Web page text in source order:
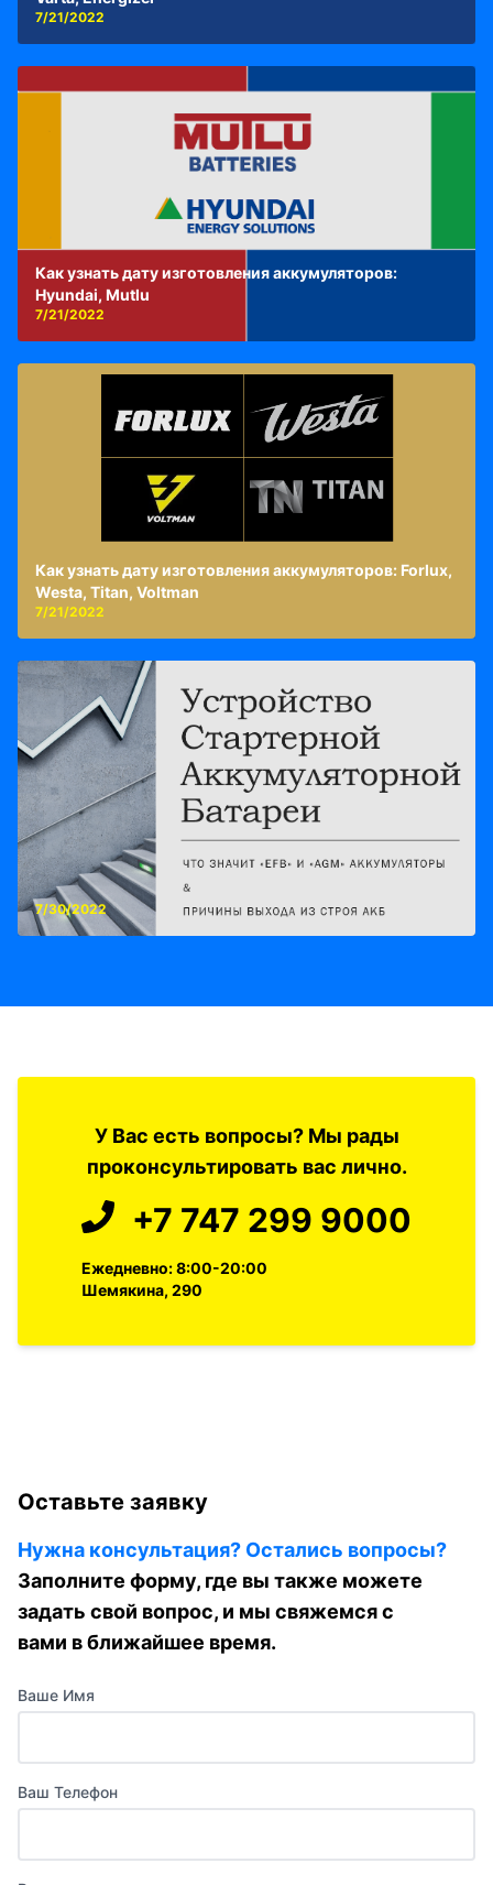
7/21/2022
Как узнать дату изготовления аккумуляторов:
Hyundai, Mutlu
7/21/2022
Как узнать дату изготовления аккумуляторов: Forlux,
Westa, Titan, Voltman
7/21/2022
7/30/2022
У Вас есть вопросы? Мы рады
проконсультировать вас лично.
+7 747 299 9000
Ежедневно: 8:00-20:00
Шемякина, 290
Оставьте заявку
Нужна консультация? Остались вопросы?
Заполните форму, где вы также можете
задать свой вопрос, и мы свяжемся с
вами в ближайшее время.
Ваше Имя
Ваш Телефон